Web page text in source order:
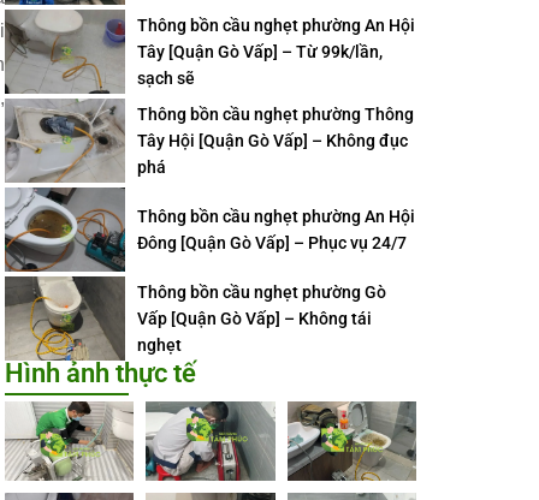
Thông bồn cầu nghẹt phường An Hội
Tây [Quận Gò Vấp] – Từ 99k/lần,
sạch sẽ
Thông bồn cầu nghẹt phường Thông
Tây Hội [Quận Gò Vấp] – Không đục
phá
Thông bồn cầu nghẹt phường An Hội
Đông [Quận Gò Vấp] – Phục vụ 24/7
Thông bồn cầu nghẹt phường Gò
Vấp [Quận Gò Vấp] – Không tái
nghẹt
Hình ảnh thực tế